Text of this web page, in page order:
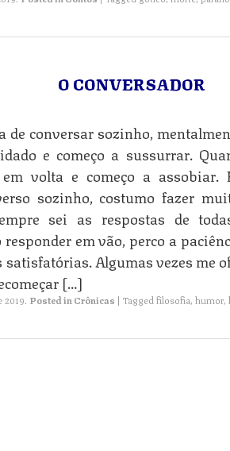
O CONVERSADOR
de conversar sozinho,
e começo a sussurrar.
em volta e começo a
sozinho, costumo fazer
sei as respostas de
em vão, perco a
Algumas vezes me
[…]
2019. Posted in Crônicas | Tagged filosofia, humor,